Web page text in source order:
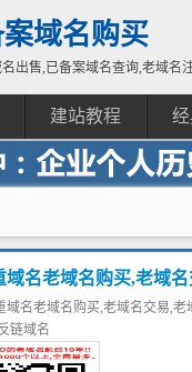
域名购买
出售,已备案域名查询,老域名
建站教程
域名老域名购买,老域
搜狗收录域名,外链反
域名老域名购买,老域名交易,
链域名